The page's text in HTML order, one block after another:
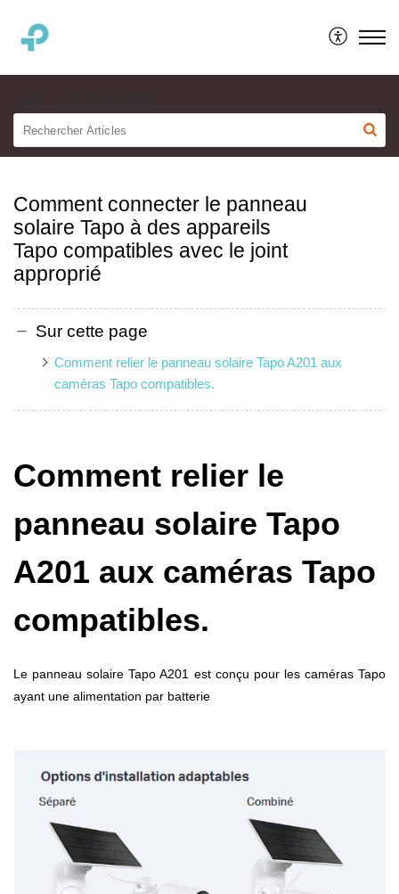
Comment connecter le panneau
solaire Tapo à des appareils
Tapo compatibles avec le joint
approprié
Sur cette page
Comment relier le panneau solaire Tapo A201 aux
caméras Tapo compatibles.
Comment relier le
panneau solaire Tapo
A201 aux caméras Tapo
compatibles.
Le panneau solaire Tapo A201 est conçu pour les caméras Tapo
ayant une alimentation par batterie